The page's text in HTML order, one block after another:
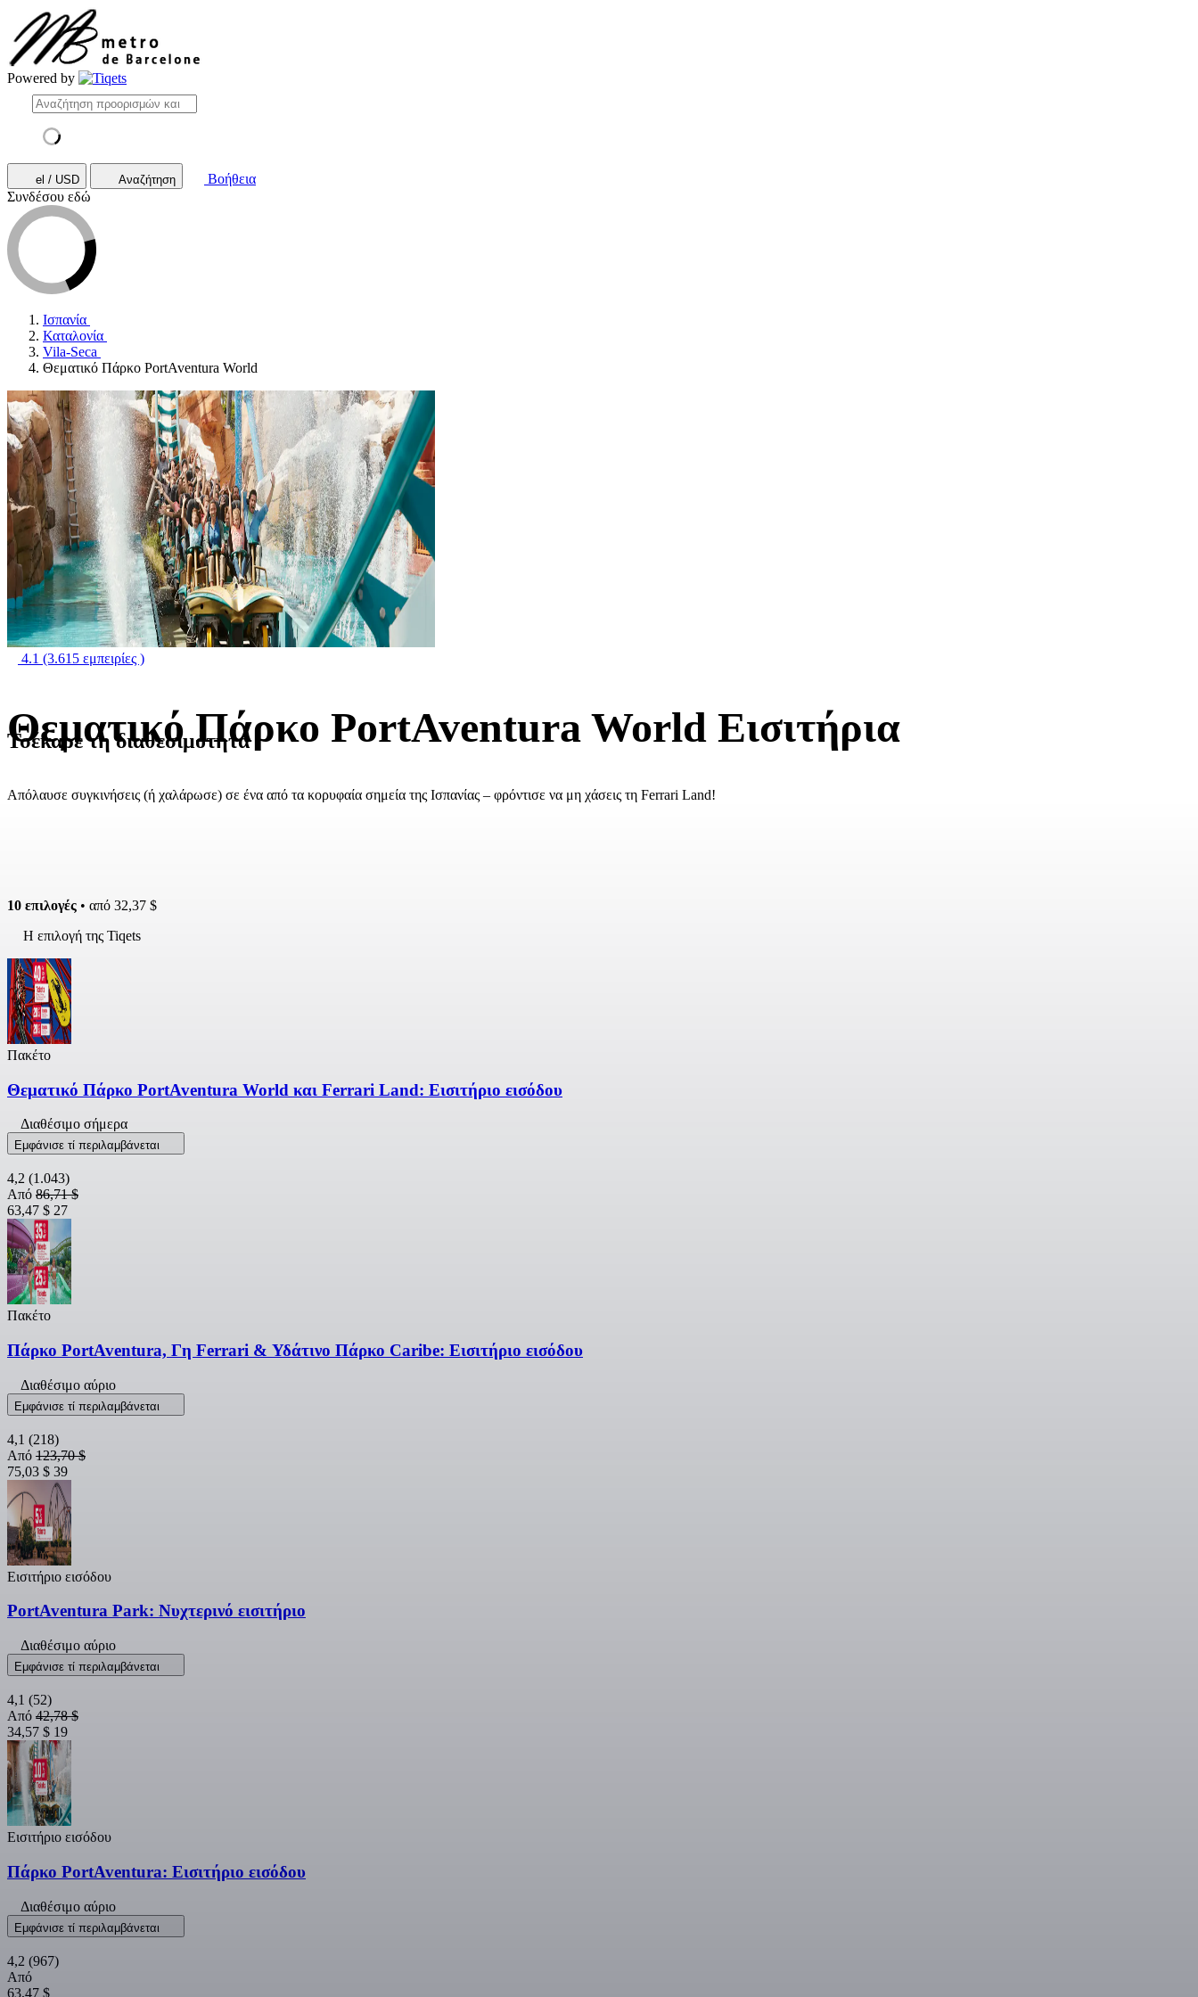
Powered by
el / USD Αναζήτηση
Βοήθεια
Συνδέσου εδώ
Ισπανία
Καταλονία
Vila-Seca
Θεματικό Πάρκο PortAventura World
4.1 (3.615 εμπειρίες )
Θεματικό Πάρκο PortAventura World Εισιτήρια
Απόλαυσε συγκινήσεις (ή χαλάρωσε) σε ένα από τα κορυφαία σημεία της Ισπανίας – φρόντισε να μη χάσεις τη Ferrari Land!
Τσέκαρε τη διαθεσιμότητα
10 επιλογές • από 32,37 $
Η επιλογή της Tiqets
Πακέτο
Θεματικό Πάρκο PortAventura World και Ferrari Land: Εισιτήριο εισόδου
Διαθέσιμο σήμερα
Εμφάνισε τί περιλαμβάνεται
4,2 (1.043)
Από 86,71 $
63,47 $ 27
Πακέτο
Πάρκο PortAventura, Γη Ferrari & Υδάτινο Πάρκο Caribe: Εισιτήριο εισόδου
Διαθέσιμο αύριο
Εμφάνισε τί περιλαμβάνεται
4,1 (218)
Από 123,70 $
75,03 $ 39
Εισιτήριο εισόδου
PortAventura Park: Νυχτερινό εισιτήριο
Διαθέσιμο αύριο
Εμφάνισε τί περιλαμβάνεται
4,1 (52)
Από 42,78 $
34,57 $ 19
Εισιτήριο εισόδου
Πάρκο PortAventura: Εισιτήριο εισόδου
Διαθέσιμο αύριο
Εμφάνισε τί περιλαμβάνεται
4,2 (967)
Από
63,47 $